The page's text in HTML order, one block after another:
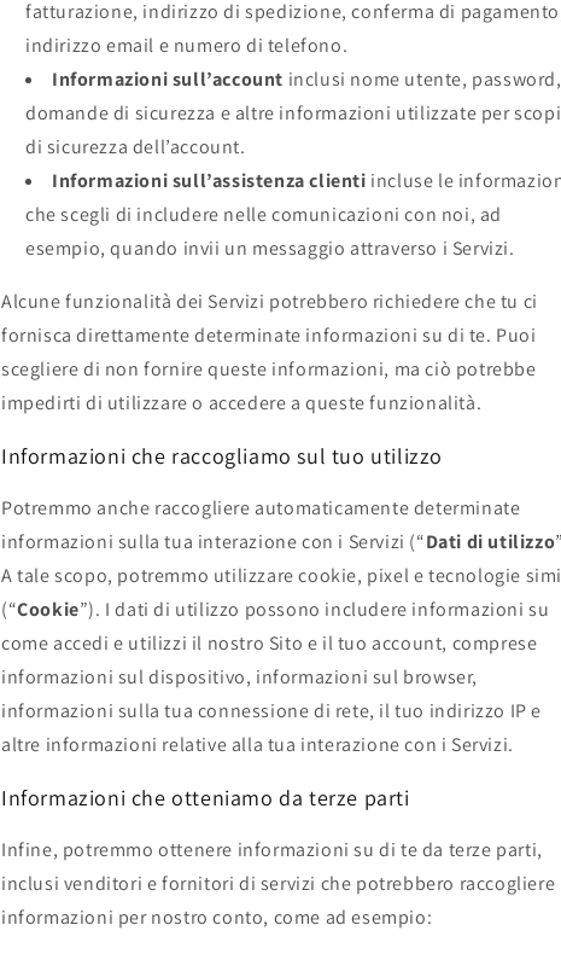
fatturazione, indirizzo di spedizione, conferma di
indirizzo email e numero di telefono.
Informazioni sull’account inclusi nome utente, password,
domande di sicurezza e altre informazioni utilizzate per scopi
di sicurezza dell’account.
Informazioni sull’assistenza clienti incluse le
che scegli di includere nelle comunicazioni con noi, ad
esempio, quando invii un messaggio attraverso i Servizi.
Alcune funzionalità dei Servizi potrebbero richiedere che tu ci
fornisca direttamente determinate informazioni su di te. Puoi
scegliere di non fornire queste informazioni, ma ciò potrebbe
impedirti di utilizzare o accedere a queste funzionalità.
Informazioni che raccogliamo sul tuo utilizzo
Potremmo anche raccogliere automaticamente determinate
informazioni sulla tua interazione con i Servizi (“Dati di utilizzo
A tale scopo, potremmo utilizzare cookie, pixel e tecnologie
(“Cookie”). I dati di utilizzo possono includere informazioni su
come accedi e utilizzi il nostro Sito e il tuo account, comprese
informazioni sul dispositivo, informazioni sul browser,
informazioni sulla tua connessione di rete, il tuo indirizzo IP e
altre informazioni relative alla tua interazione con i Servizi.
Informazioni che otteniamo da terze parti
Infine, potremmo ottenere informazioni su di te da terze parti,
inclusi venditori e fornitori di servizi che potrebbero raccogliere
informazioni per nostro conto, come ad esempio: